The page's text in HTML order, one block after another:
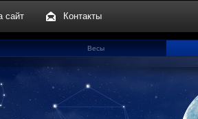
сайт Контакты
Весы